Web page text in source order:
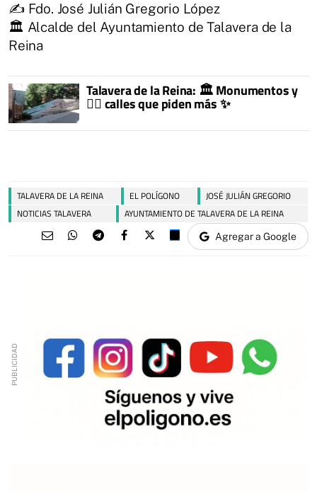
✍️ Fdo. José Julián Gregorio López
🏛️ Alcalde del Ayuntamiento de Talavera de la
Reina
Talavera de la Reina: 🏛️ Monumentos y
🚶‍♂️ calles que piden más ✨
TALAVERA DE LA REINA EL POLÍGONO
JOSÉ JULIÁN GREGORIO
NOTICIAS TALAVERA
AYUNTAMIENTO DE TALAVERA DE LA REINA
Agregar a Google